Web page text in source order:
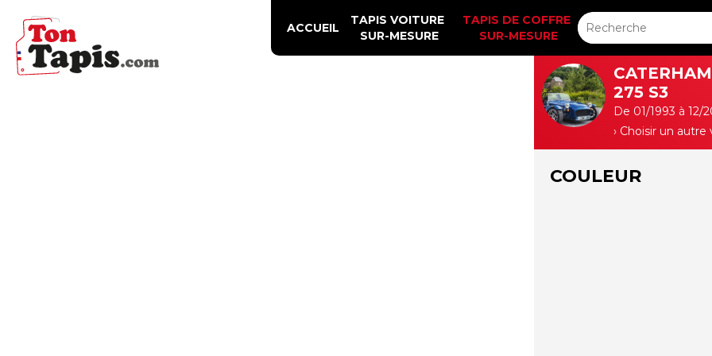
275 S3
De 01/1993 à 12/
› Choisir un autre
COULEUR
ACCUEIL
TAPIS VOITURE
SUR-MESURE
TAPIS DE COFFRE
SUR-MESURE